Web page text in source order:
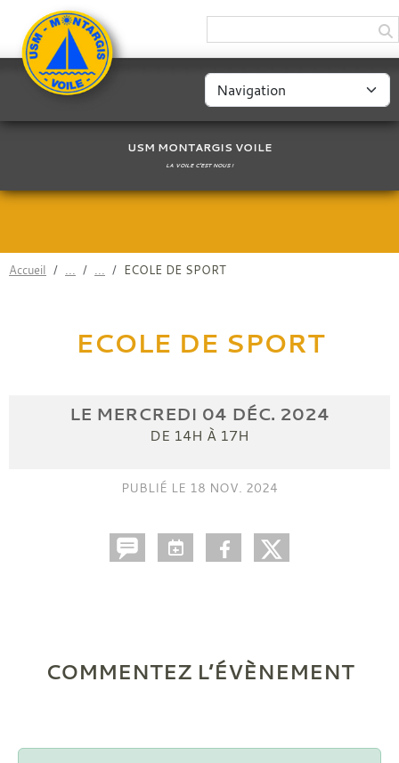
USM MONTARGIS VOILE
LA VOILE C'EST NOUS !
Accueil ECOLE DE SPORT
ECOLE DE SPORT
LE MERCREDI 04 DÉC. 2024
DE 14H À 17H
PUBLIÉ LE 18 NOV. 2024
COMMENTEZ L’ÉVÈNEMENT
Panneau de gestion des cookies